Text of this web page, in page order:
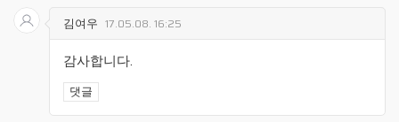
김여우 17.05.08. 16:25
감사합니다.
댓글